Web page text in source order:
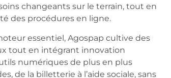
changeants sur le terrain, tout en
des procédures en ligne.
essentiel, Agospap cultive des
tout en intégrant innovation
numériques de plus en plus
de la billetterie à l’aide sociale, sans